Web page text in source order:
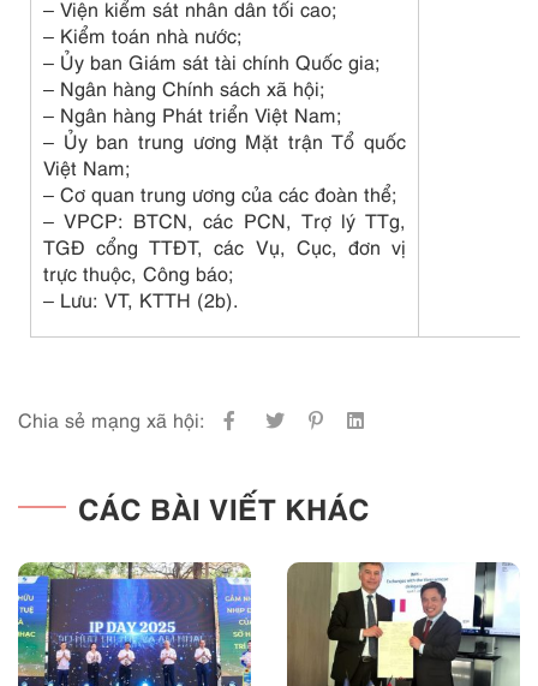
– Viện kiểm sát nhân dân tối cao;
– Kiểm toán nhà nước;
– Ủy ban Giám sát tài chính Quốc gia;
– Ngân hàng Chính sách xã hội;
– Ngân hàng Phát triển Việt Nam;
– Ủy ban trung ương Mặt trận Tổ quốc
Việt Nam;
– Cơ quan trung ương của các đoàn thể;
– VPCP: BTCN, các PCN, Trợ lý TTg,
TGĐ cổng TTĐT, các Vụ, Cục, đơn vị
trực thuộc, Công báo;
– Lưu: VT, KTTH (2b).
Chia sẻ mạng xã hội:
CÁC BÀI VIẾT KHÁC